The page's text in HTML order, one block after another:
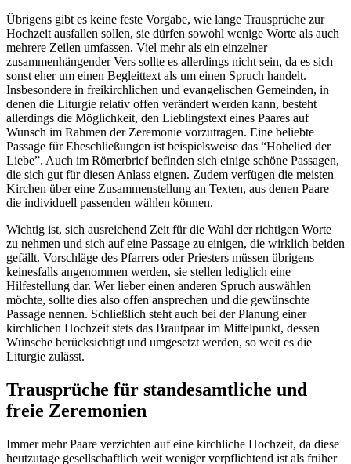
Übrigens gibt es keine feste Vorgabe, wie lange Trausprüche zur
Hochzeit ausfallen sollen, sie dürfen sowohl wenige Worte als auch
mehrere Zeilen umfassen. Viel mehr als ein einzelner
zusammenhängender Vers sollte es allerdings nicht sein, da es sich
sonst eher um einen Begleittext als um einen Spruch handelt.
Insbesondere in freikirchlichen und evangelischen Gemeinden, in
denen die Liturgie relativ offen verändert werden kann, besteht
allerdings die Möglichkeit, den Lieblingstext eines Paares auf
Wunsch im Rahmen der Zeremonie vorzutragen. Eine beliebte
Passage für Eheschließungen ist beispielsweise das “Hohelied der
Liebe”. Auch im Römerbrief befinden sich einige schöne Passagen,
die sich gut für diesen Anlass eignen. Zudem verfügen die meisten
Kirchen über eine Zusammenstellung an Texten, aus denen Paare
die individuell passenden wählen können.
Wichtig ist, sich ausreichend Zeit für die Wahl der richtigen Worte
zu nehmen und sich auf eine Passage zu einigen, die wirklich beiden
gefällt. Vorschläge des Pfarrers oder Priesters müssen übrigens
keinesfalls angenommen werden, sie stellen lediglich eine
Hilfestellung dar. Wer lieber einen anderen Spruch auswählen
möchte, sollte dies also offen ansprechen und die gewünschte
Passage nennen. Schließlich steht auch bei der Planung einer
kirchlichen Hochzeit stets das Brautpaar im Mittelpunkt, dessen
Wünsche berücksichtigt und umgesetzt werden, so weit es die
Liturgie zulässt.
Trausprüche für standesamtliche und
freie Zeremonien
Immer mehr Paare verzichten auf eine kirchliche Hochzeit, da diese
heutzutage gesellschaftlich weit weniger verpflichtend ist als früher